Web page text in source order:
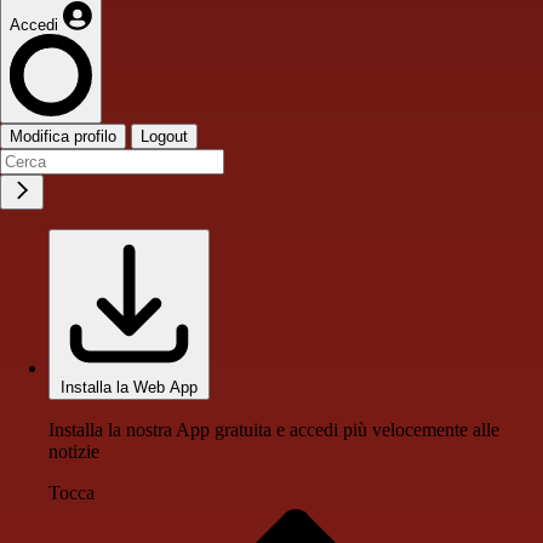
Accedi
Modifica profilo Logout
Installa la Web App
Installa la nostra App gratuita e accedi più velocemente alle
notizie
Tocca